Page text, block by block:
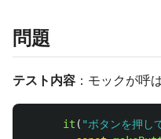
問題
テスト内容 ：モックが呼
it ( "ボタンを押し